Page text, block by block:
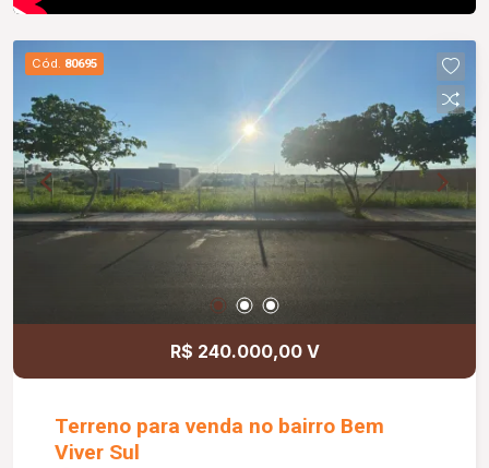
Cód. 80695
R$ 240.000,00 V
Terreno para venda no bairro Bem
Viver Sul